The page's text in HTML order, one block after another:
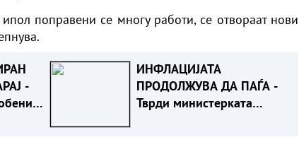
поправени се многу работи, се отвораат нови
-
ИНФЛАЦИЈАТА
ПРОДОЛЖУВА ДА ПАЃА -
Тврди министерката